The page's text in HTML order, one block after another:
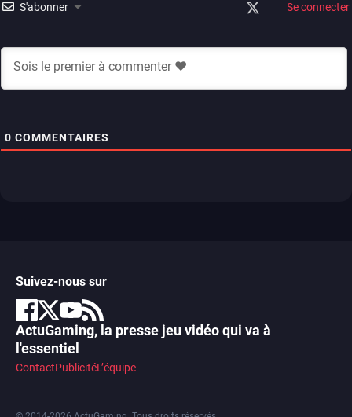
S'abonner Se connecter
0 COMMENTAIRES
Suivez-nous sur
ActuGaming, la presse jeu vidéo qui va à
l'essentiel
ContactPublicitéL’équipe